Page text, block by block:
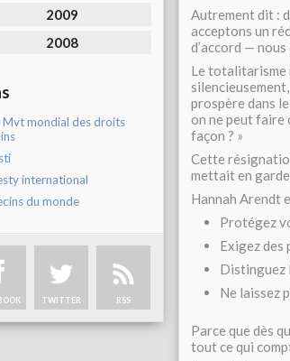
2009
2008
Mvt mondial des droits
international
du monde
TWITTER RSS
Autrement dit :
acceptons un
d’accord —
Le totalitarisme
prospère dans
on ne peut faire
façon ? »
Cette
mettait en
Hannah Arendt
Protégez
Exigez des
Distinguez
Ne laissez
Parce que dès
tout ce qui